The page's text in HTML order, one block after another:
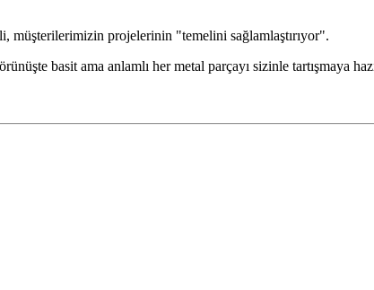
müşterilerimizin projelerinin "temelini sağlamlaştırıyor".
basit ama anlamlı her metal parçayı sizinle tartışmaya